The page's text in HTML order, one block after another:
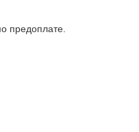
предоплате.